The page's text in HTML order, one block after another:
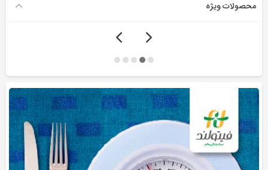
محصولات ویژه